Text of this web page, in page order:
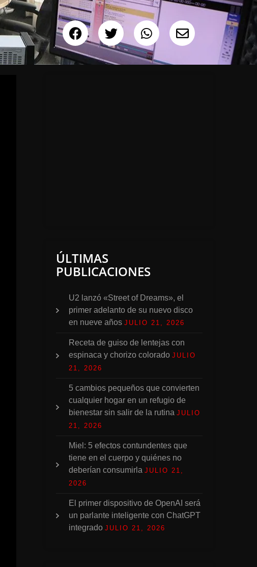
ÚLTIMAS
PUBLICACIONES
U2 lanzó «Street of Dreams», el
primer adelanto de su nuevo disco
en nueve años JULIO 21, 2026
Receta de guiso de lentejas con
espinaca y chorizo colorado JULIO
21, 2026
5 cambios pequeños que convierten
cualquier hogar en un refugio de
bienestar sin salir de la rutina JULIO
21, 2026
Miel: 5 efectos contundentes que
tiene en el cuerpo y quiénes no
deberían consumirla JULIO 21,
2026
El primer dispositivo de OpenAI será
un parlante inteligente con ChatGPT
integrado JULIO 21, 2026